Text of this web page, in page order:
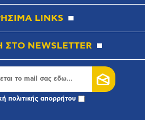
LINKS
NEWSLETTER
πολιτικής απορρήτου